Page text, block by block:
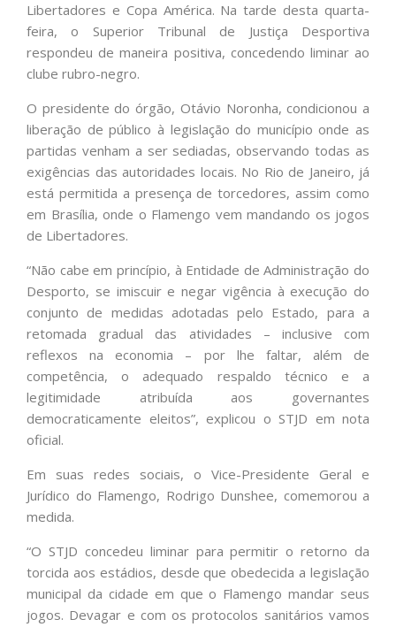
Libertadores e Copa América. Na tarde desta quarta-
feira, o Superior Tribunal de Justiça Desportiva
respondeu de maneira positiva, concedendo liminar ao
clube rubro-negro.
O presidente do órgão, Otávio Noronha, condicionou a
liberação de público à legislação do município onde as
partidas venham a ser sediadas, observando todas as
exigências das autoridades locais. No Rio de Janeiro, já
está permitida a presença de torcedores, assim como
em Brasília, onde o Flamengo vem mandando os jogos
de Libertadores.
“Não cabe em princípio, à Entidade de Administração do
Desporto, se imiscuir e negar vigência à execução do
conjunto de medidas adotadas pelo Estado, para a
retomada gradual das atividades – inclusive com
reflexos na economia – por lhe faltar, além de
competência, o adequado respaldo técnico e a
legitimidade atribuída aos governantes
democraticamente eleitos”, explicou o STJD em nota
oficial.
Em suas redes sociais, o Vice-Presidente Geral e
Jurídico do Flamengo, Rodrigo Dunshee, comemorou a
medida.
“O STJD concedeu liminar para permitir o retorno da
torcida aos estádios, desde que obedecida a legislação
municipal da cidade em que o Flamengo mandar seus
jogos. Devagar e com os protocolos sanitários vamos